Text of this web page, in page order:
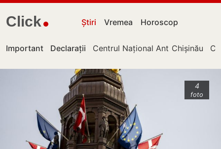
Click Știri Vremea Horoscop
Important Declarații Centrul Național Anticorupție
Chișinău
4
foto